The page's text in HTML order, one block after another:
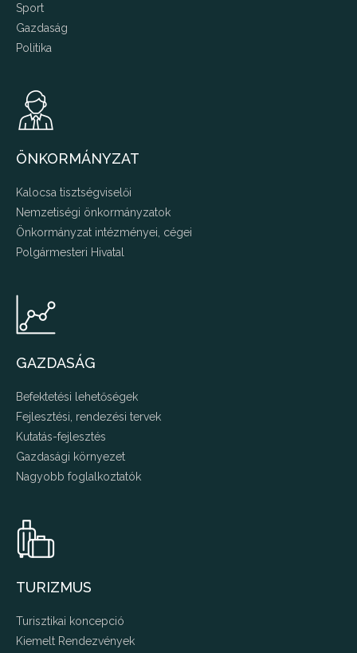
Sport
Gazdaság
Politika
ÖNKORMÁNYZAT
Kalocsa tisztségviselői
Nemzetiségi önkormányzatok
Önkormányzat intézményei, cégei
Polgármesteri Hivatal
GAZDASÁG
Befektetési lehetőségek
Fejlesztési, rendezési tervek
Kutatás-fejlesztés
Gazdasági környezet
Nagyobb foglalkoztatók
TURIZMUS
Turisztikai koncepció
Kiemelt Rendezvények